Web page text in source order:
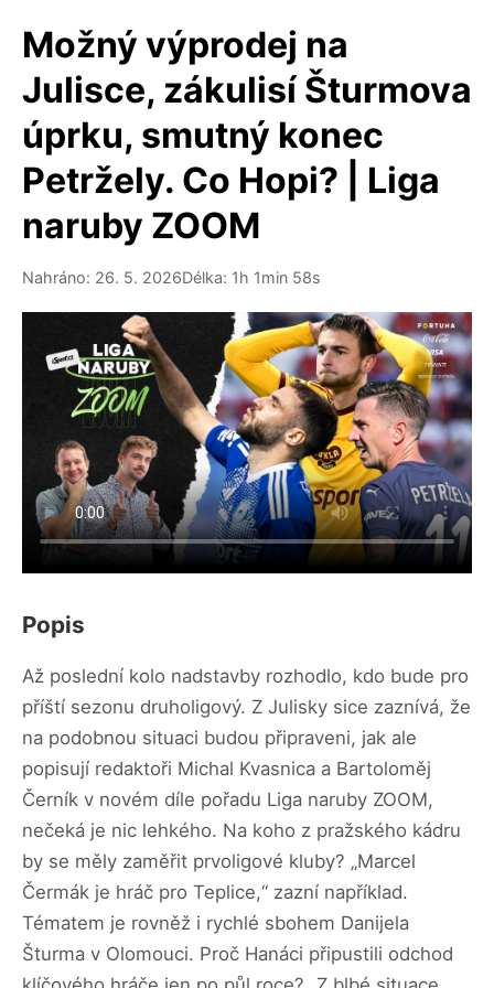
Možný výprodej na
Julisce, zákulisí Šturmova
úprku, smutný konec
Petržely. Co Hopi? | Liga
naruby ZOOM
Nahráno: 26. 5. 2026Délka: 1h 1min 58s
Popis
Až poslední kolo nadstavby rozhodlo, kdo bude pro
příští sezonu druholigový. Z Julisky sice zaznívá, že
na podobnou situaci budou připraveni, jak ale
popisují redaktoři Michal Kvasnica a Bartoloměj
Černík v novém díle pořadu Liga naruby ZOOM,
nečeká je nic lehkého. Na koho z pražského kádru
by se měly zaměřit prvoligové kluby? „Marcel
Čermák je hráč pro Teplice,“ zazní například.
Tématem je rovněž i rychlé sbohem Danijela
Šturma v Olomouci. Proč Hanáci připustili odchod